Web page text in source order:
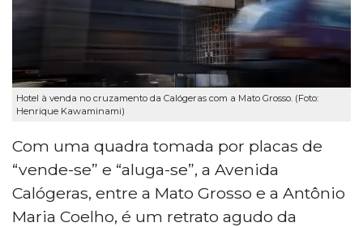
Hotel à venda no cruzamento da Calógeras com a Mato Grosso. (Foto:
Henrique Kawaminami)
Com uma quadra tomada por placas de
“vende-se” e “aluga-se”, a Avenida
Calógeras, entre a Mato Grosso e a Antônio
Maria Coelho, é um retrato agudo da